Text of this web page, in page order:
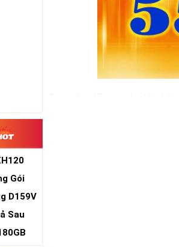
Gói
D159V
Sau